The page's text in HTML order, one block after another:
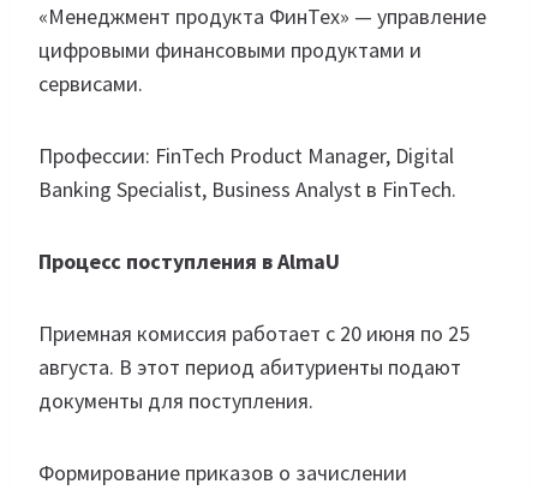
«Менеджмент продукта ФинТех» — управление
цифровыми финансовыми продуктами и
сервисами.
Профессии: FinTech Product Manager, Digital
Banking Specialist, Business Analyst в FinTech.
Процесс поступления в AlmaU
Приемная комиссия работает с 20 июня по 25
августа. В этот период абитуриенты подают
документы для поступления.
Формирование приказов о зачислении